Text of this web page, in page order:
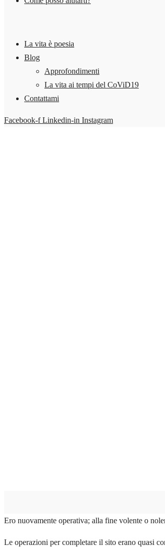
La vita è poesia
Blog
Approfondimenti
La vita ai tempi del CoViD19
Contattami
Facebook-f Linkedin-in Instagram
Ero nuovamente operativa; alla fine volente o
Le operazioni per completare il sito erano quasi